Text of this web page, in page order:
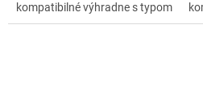
kompatibilné výhradne s typom
stroja s číslom 970711418